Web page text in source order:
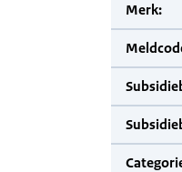
Merk: